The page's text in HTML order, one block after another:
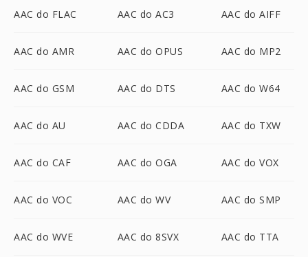
AAC do FLAC AAC do AC3 AAC do AIFF
AAC do AMR AAC do OPUS AAC do MP2
AAC do GSM AAC do DTS AAC do W64
AAC do AU AAC do CDDA AAC do TXW
AAC do CAF AAC do OGA AAC do VOX
AAC do VOC AAC do WV AAC do SMP
AAC do WVE AAC do 8SVX AAC do TTA